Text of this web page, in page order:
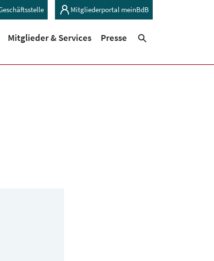
Mitgliederportal meinBdB
Mitglieder & Services(current)
Presse